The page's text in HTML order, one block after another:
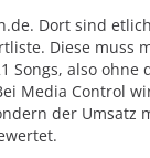
Dort sind
Diese muss
Songs, also ohne
Media Control
der Umsatz